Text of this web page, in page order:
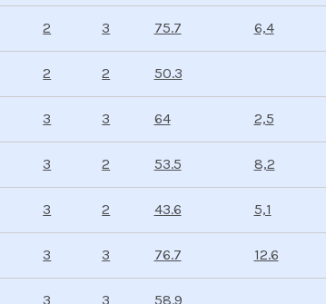
2 3 75.7 6,4
2 2 50.3
3 3 64 2,5
3 2 53.5 8,2
3 2 43.6 5,1
3 3 76.7 12.6
3 3 58.9